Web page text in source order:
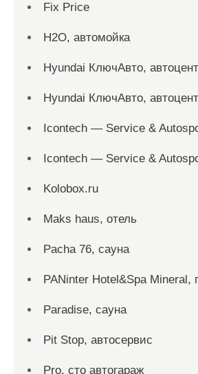
Fix Price
H2O, автомойка
Hyundai КлючАвто,
Hyundai КлючАвто,
Icontech — Service &
Icontech — Service &
Kolobox.ru
Maks haus, отель
Pacha 76, сауна
PANinter Hotel&Spa Mineral,
Paradise, сауна
Pit Stop, автосервис
Pro. cтo автогараж